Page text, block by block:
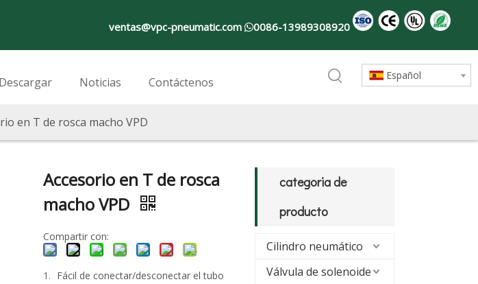
ventas@vpc-pneumatic.com 0086-13989308920
Descargar Noticias Contáctenos Español
en T de rosca macho VPD
Accesorio en T de rosca
macho VPD
Compartir con:
Fácil de conectar/desconectar el tubo
categoria de
producto
Cilindro neumático
Válvula de solenoide